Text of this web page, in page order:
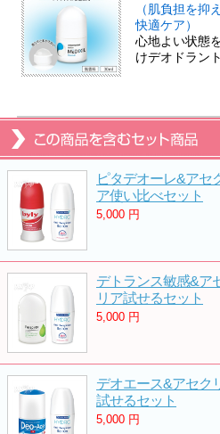
（肌負担を抑
快適ケア）
心地よい状態
けデオドラント
ピタデオーレ&アセ
ア使い比べセット
5,000 円
デトランス敏感&ア
リア試せるセット
5,000 円
デオエース&アセク
試せるセット
5,000 円